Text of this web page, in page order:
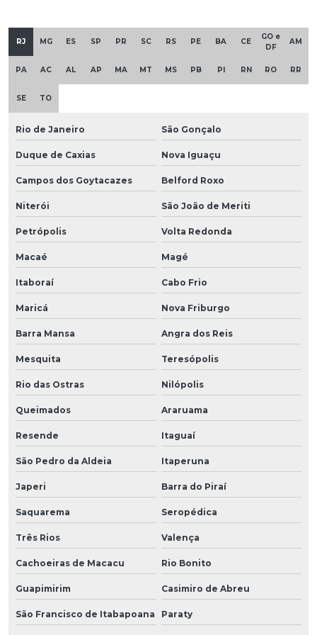
RJ MG ES SP PR SC RS PE BA CE
GO e
DF
AM
PA AC AL AP MA MT MS PB PI RN RO RR
SE TO
Rio de Janeiro São Gonçalo
Duque de Caxias Nova Iguaçu
Campos dos Goytacazes Belford Roxo
Niterói São João de Meriti
Petrópolis Volta Redonda
Macaé Magé
Itaboraí Cabo Frio
Maricá Nova Friburgo
Barra Mansa Angra dos Reis
Mesquita Teresópolis
Rio das Ostras Nilópolis
Queimados Araruama
Resende Itaguaí
São Pedro da Aldeia Itaperuna
Japeri Barra do Piraí
Saquarema Seropédica
Três Rios Valença
Cachoeiras de Macacu Rio Bonito
Guapimirim Casimiro de Abreu
São Francisco de Itabapoana Paraty